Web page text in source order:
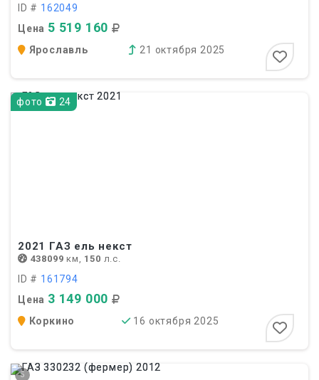
ID # 162049
Цена 5 519 160
Ярославль 21 октября 2025
фото 24
2021 ГАЗ ель некст
438099 км, 150 л.с.
ID # 161794
Цена 3 149 000
Коркино 16 октября 2025
5